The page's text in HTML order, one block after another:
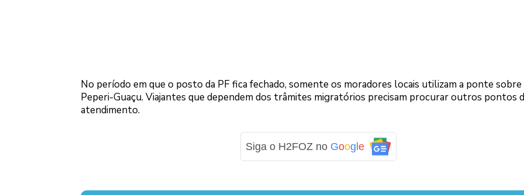
No período em que o posto da PF fica fechado, somente os moradores locais utilizam a ponte sobre
Peperi-Guaçu. Viajantes que dependem dos trâmites migratórios precisam procurar outros pontos
atendimento.
Siga o H2FOZ no Google